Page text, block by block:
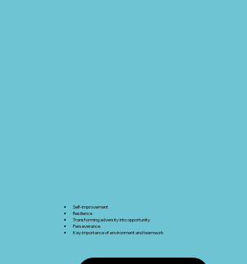
Self-improvement
Resilience
Transforming adversity into opportunity
Perseverance
Key importance of environment and teamwork